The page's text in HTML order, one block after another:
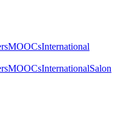
MOOCsInternational
MOOCsInternationalSalon